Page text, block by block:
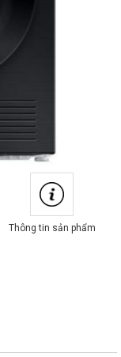
Thông tin sản phẩm